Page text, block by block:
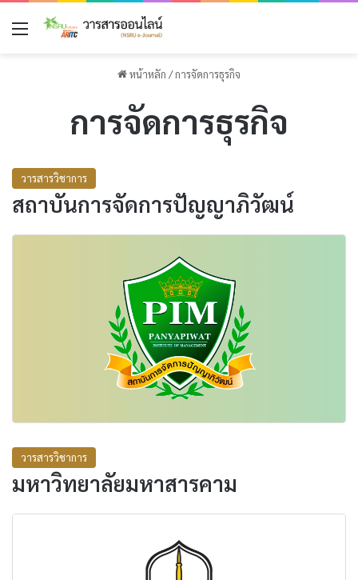
เมนู
หน้าหลัก /การจัดการธุรกิจ
การจัดการธุรกิจ
วารสารวิชาการ
สถาบันการจัดการปัญญาภิวัฒน์
วารสารวิชาการ
มหาวิทยาลัยมหาสารคาม